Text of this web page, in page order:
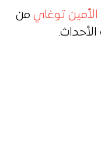
توغاي من